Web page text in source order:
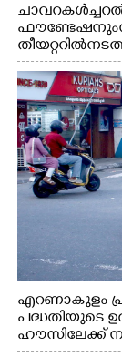
ചാവറ
ഫൗണ്ടേഷനും
തീയറ്ററിൽ
ദ്ഘാടനം
അമൽദേവ്,
ഫൗണ്ടേഷൻ
എറണാകുളം
പദ്ധതിയുടെ
ഹൗസിലേക്ക്